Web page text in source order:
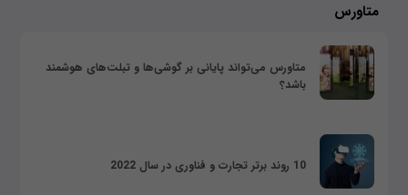
متاورس
متاورس می‌تواند پایانی بر گوشی‌ها و تبلت‌های هوشمند
باشد؟
10 روند برتر تجارت و فناوری در سال 2022